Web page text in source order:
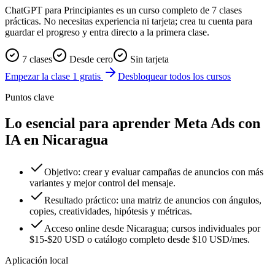
ChatGPT para Principiantes es un curso completo de 7 clases
prácticas. No necesitas experiencia ni tarjeta; crea tu cuenta para
guardar el progreso y entra directo a la primera clase.
7 clases Desde cero
Sin tarjeta
Empezar la clase 1 gratis
Desbloquear todos los cursos
Puntos clave
Lo esencial para aprender Meta Ads con
IA en Nicaragua
Objetivo: crear y evaluar campañas de anuncios con más
variantes y mejor control del mensaje.
Resultado práctico: una matriz de anuncios con ángulos,
copies, creatividades, hipótesis y métricas.
Acceso online desde Nicaragua; cursos individuales por
$15-$20 USD o catálogo completo desde $10 USD/mes.
Aplicación local